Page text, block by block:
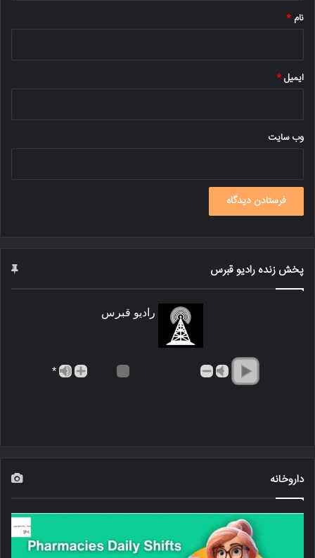
نام *
ایمیل*
وب‌ سایت
پخش زنده رادیو قبرس
رادیو قبرس
*
داروخانه